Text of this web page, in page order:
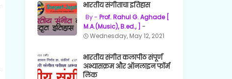
भारतीय संगीताचा इतिहास
Prof. Rahul G. Aghade [
M.A.(Music), B.ed., ]
Wednesday, May 12, 2021
भारतीय संगीत कलापीठ संपूर्ण
अभ्यासक्रम और ऑनलाइन फॉर्म
लिंक